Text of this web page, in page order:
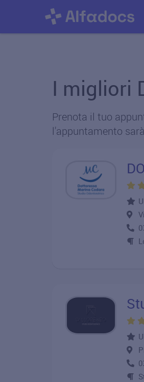
I migliori
Prenota il tuo
l'appuntamento